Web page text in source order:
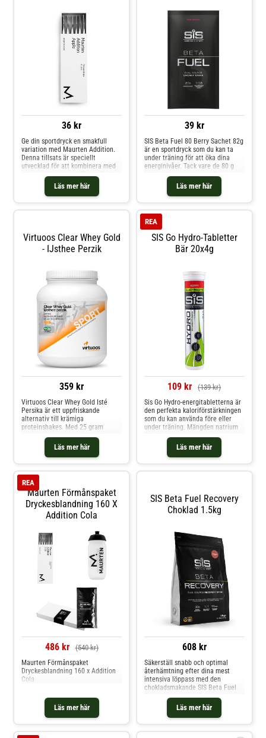
36 kr
Läs mer här
Ge din sportdryck en smakfull
variation med Maurten Addition.
Denna tillsats är speciellt
utvecklad för att kombinera med
Maurten Drink Mix 320 och Drink
Mix 160. Under långa träningspass
eller tävlingar kan det upprepade
drickandet av samma smak leda
39 kr
Läs mer här
SIS Beta Fuel 80 Berry Sachet 82g
är en sportdryck som du kan ta
under träning för att öka dina
energinivåer. Tack vare de 80 g
kolhydrater med ett 1:0,8-
förhållande mellan maltodextrin
och fruktos får du en riktig
energikick. För bästa resultat bör
gång för att hålla e
Virtuoos Clear Whey Gold
- IJsthee Perzik
359 kr
Läs mer här
Virtuoos Clear Whey Gold Isté
Persika är ett uppfriskande
alternativ till krämiga
proteinshakes. Med 25 gram
klara proteindryck snabb
muskelåterhämtning efter träning.
Lätt, fräsch och lättsmält - i
protein per portion * Uppfriskande
och l
SIS Go Hydro-Tabletter
Bär 20x4g
REA
109 kr (139 kr)
Läs mer här
Sis Go Hydro-energitabletterna är
den perfekta kaloriförstärkningen
som du kan använda före eller
under träning. Mängden natrium
intensiv träning. På grund av den
låga mängden kalorier är
tabletterna idealiska för idrottare
Maurten Förmånspaket
Dryckesblandning 160 X
Addition Cola
REA
486 kr (540 kr)
Läs mer här
Maurten Förmånspaket
Dryckesblandning 160 x Addition
Cola
SIS Beta Fuel Recovery
Choklad 1.5kg
608 kr
Läs mer här
Säkerställ snabb och optimal
återhämtning efter dina mest
intensiva löppass med den
chokladsmakande SIS Beta Fuel
Recovery-drycken. Denna
sportdryck har det perfekta
förhållandet 2:1 mellan
kolhydrater och protein, vilket gör